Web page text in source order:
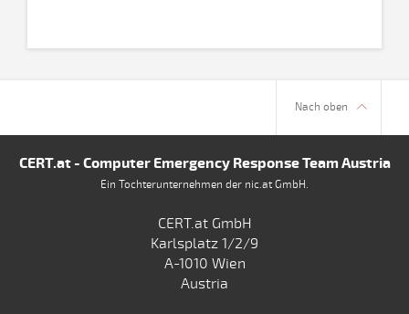
Nach oben
CERT.at - Computer Emergency Response Team Austria
Ein Tochterunternehmen der nic.at GmbH.
CERT.at GmbH
Karlsplatz 1/2/9
A-1010 Wien
Austria